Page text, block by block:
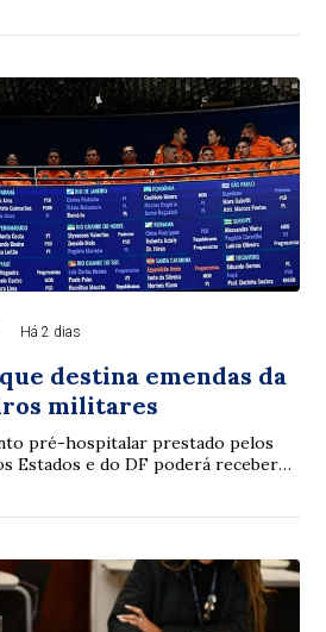
Há 2 dias
destina emendas da
militares
pré-hospitalar prestado pelos
Estados e do DF poderá receber